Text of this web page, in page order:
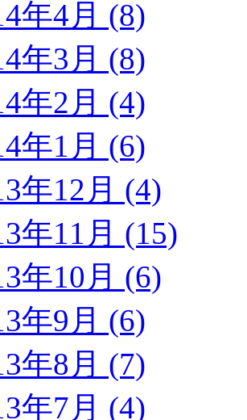
年4月 (8)
年3月 (8)
年2月 (4)
年1月 (6)
年12月 (4)
年11月 (15)
年10月 (6)
年9月 (6)
年8月 (7)
年7月 (4)